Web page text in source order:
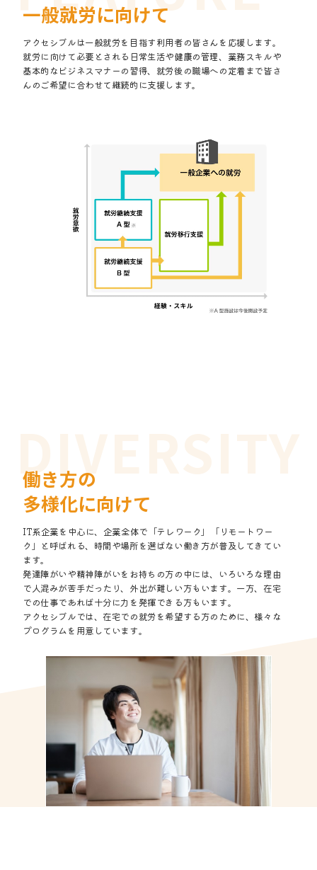
一般就労に向けて
アクセシブルは一般就労を目指す利用者の皆さんを応援します。
就労に向けて必要とされる日常生活や健康の管理、業務スキルや
基本的なビジネスマナーの習得、就労後の職場への定着まで皆さ
んのご希望に合わせて継続的に支援します。
働き方の
多様化に向けて
IT系企業を中心に、企業全体で「テレワーク」「リモートワー
ク」と呼ばれる、時間や場所を選ばない働き方が普及してきてい
ます。
発達障がいや精神障がいをお持ちの方の中には、いろいろな理由
で人混みが苦手だったり、外出が難しい方もいます。一方、在宅
での仕事であれば十分に力を発揮できる方もいます。
アクセシブルでは、在宅での就労を希望する方のために、様々な
プログラムを用意しています。